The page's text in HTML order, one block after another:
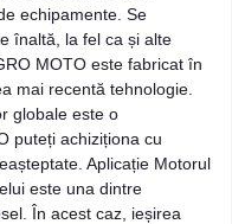
echipamente. Se
înaltă, la fel ca și alte
MOTO este fabricat în
mai recentă tehnologie.
globale este o
puteți achiziționa cu
Aplicație Motorul
este una dintre
În acest caz, ieșirea